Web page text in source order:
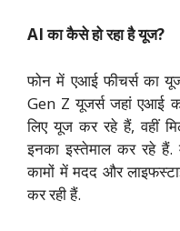
AI का कैसे हो रहा है यूज?
फोन में एआई फीचर्स का
Gen Z यूजर्स जहां एआई
लिए यूज कर रहे हैं, वहीं
इनका इस्तेमाल कर रहे हैं.
कामों में मदद और
कर रही हैं.